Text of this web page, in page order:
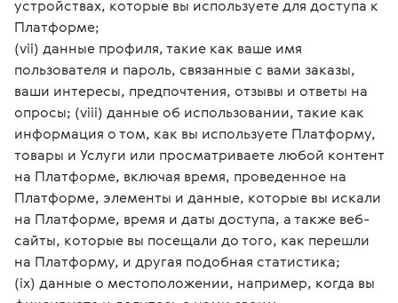
устройствах, которые вы используете для доступа к
Платформе;
(vii) данные профиля, такие как ваше имя
пользователя и пароль, связанные с вами заказы,
ваши интересы, предпочтения, отзывы и ответы на
опросы; (viii) данные об использовании, такие как
информация о том, как вы используете Платформу,
товары и Услуги или просматриваете любой контент
на Платформе, включая время, проведенное на
Платформе, элементы и данные, которые вы искали
на Платформе, время и даты доступа, а также веб-
сайты, которые вы посещали до того, как перешли
на Платформу, и другая подобная статистика;
(ix) данные о местоположении, например, когда вы